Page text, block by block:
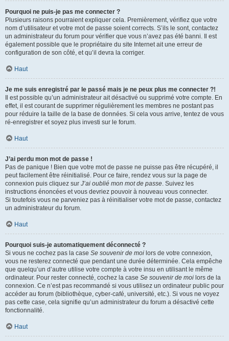
Pourquoi ne puis-je pas me connecter ?
Plusieurs raisons pourraient expliquer cela. Premièrement, vérifiez que votre
nom d’utilisateur et votre mot de passe soient corrects. S’ils le sont, contactez
un administrateur du forum pour vérifier que vous n’avez pas été banni. Il est
également possible que le propriétaire du site Internet ait une erreur de
configuration de son côté, et qu’il devra la corriger.
Haut
Je me suis enregistré par le passé mais je ne peux plus me connecter ?!
Il est possible qu’un administrateur ait désactivé ou supprimé votre compte. En
effet, il est courant de supprimer régulièrement les membres ne postant pas
pour réduire la taille de la base de données. Si cela vous arrive, tentez de vous
ré-enregistrer et soyez plus investi sur le forum.
Haut
J’ai perdu mon mot de passe !
Pas de panique ! Bien que votre mot de passe ne puisse pas être récupéré, il
peut facilement être réinitialisé. Pour ce faire, rendez vous sur la page de
connexion puis cliquez sur J’ai oublié mon mot de passe. Suivez les
instructions énoncées et vous devriez pouvoir à nouveau vous connecter.
Si toutefois vous ne parveniez pas à réinitialiser votre mot de passe, contactez
un administrateur du forum.
Haut
Pourquoi suis-je automatiquement déconnecté ?
Si vous ne cochez pas la case Se souvenir de moi lors de votre connexion,
vous ne resterez connecté que pendant une durée déterminée. Cela empêche
que quelqu’un d’autre utilise votre compte à votre insu en utilisant le même
ordinateur. Pour rester connecté, cochez la case Se souvenir de moi lors de la
connexion. Ce n’est pas recommandé si vous utilisez un ordinateur public pour
accéder au forum (bibliothèque, cyber-café, université, etc.). Si vous ne voyez
pas cette case, cela signifie qu’un administrateur du forum a désactivé cette
fonctionnalité.
Haut